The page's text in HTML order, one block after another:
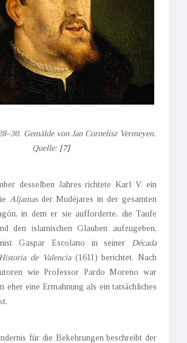
Gemälde von Jan Cornelisz Vermeyen.
Quelle: [7]
desselben Jahres richtete Karl V. ein
Aljamasder Mudéjares in der gesamten
in dem er sie aufforderte, die Taufe
den islamischen Glauben aufzugeben,
Gaspar Escolano in seiner
Década
de Valencia(1611) berichtet. Nach
wie Professor Pardo Moreno war
eher eine Ermahnung als ein tatsächliches
für die Bekehrungen beschreibt der